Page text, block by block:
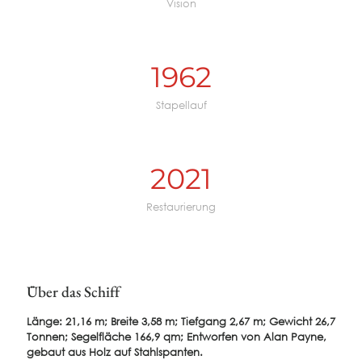
Vision
1962
Stapellauf
2021
Restaurierung
Über das Schiff
Länge: 21,16 m; Breite 3,58 m; Tiefgang 2,67 m; Gewicht 26,7
Tonnen; Segelfläche 166,9 qm; Entworfen von Alan Payne,
gebaut aus Holz auf Stahlspanten.